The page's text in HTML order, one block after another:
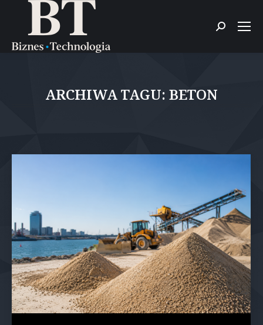
Szukaj:
ARCHIWA TAGU: BETON